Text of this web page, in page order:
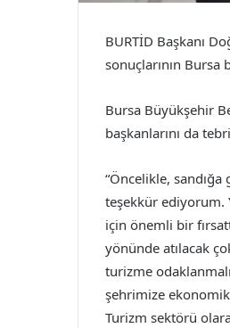
BURTİD Başkanı
sonuçlarının Bursa
Bursa Büyükşehir
başkanlarını da
“Öncelikle,
teşekkür ediyorum.
için önemli bir
yönünde atılacak
turizme
şehrimize
Turizm sektörü